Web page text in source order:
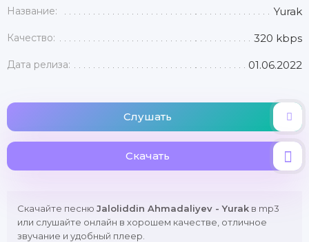
Название: Yurak
Качество: 320 kbps
Дата релиза: 01.06.2022
Слушать
Скачать
Скачайте песню Jaloliddin Ahmadaliyev - Yurak в mp3
или слушайте онлайн в хорошем качестве, отличное
звучание и удобный плеер.